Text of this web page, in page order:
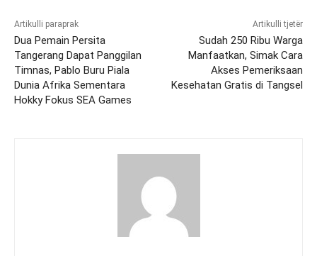
Artikulli paraprak
Dua Pemain Persita
Tangerang Dapat Panggilan
Timnas, Pablo Buru Piala
Dunia Afrika Sementara
Hokky Fokus SEA Games
Artikulli tjetër
Sudah 250 Ribu Warga
Manfaatkan, Simak Cara
Akses Pemeriksaan
Kesehatan Gratis di Tangsel